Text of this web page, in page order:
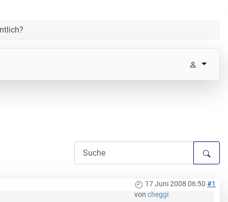
17 Juni 2008 06:50 #1
von cheggi